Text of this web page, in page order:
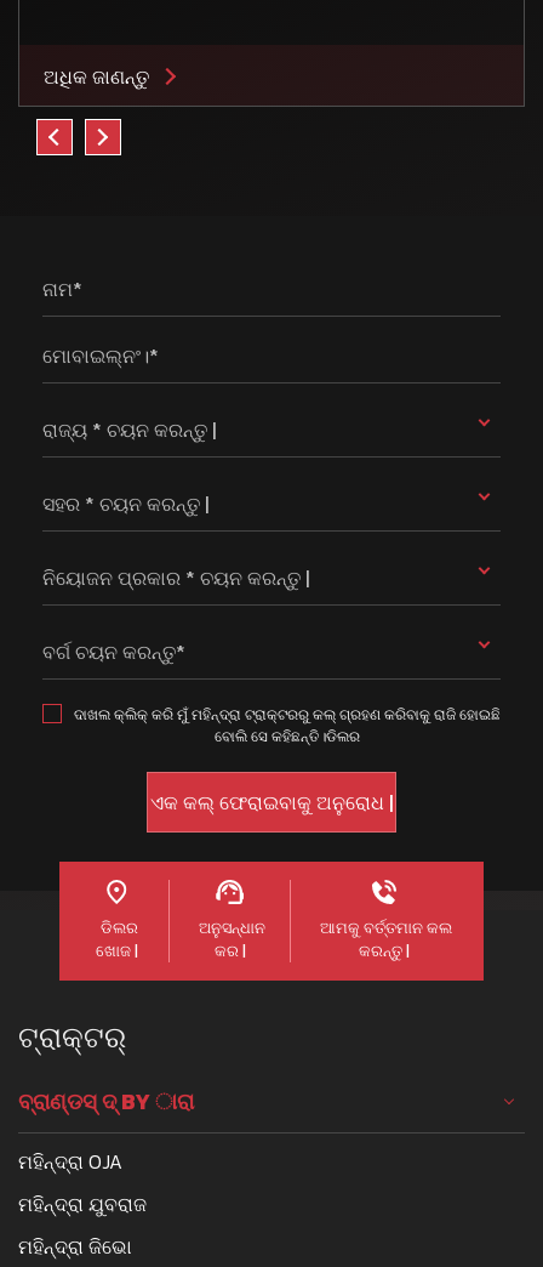
ଅଧିକ ଜାଣନ୍ତୁ
ନାମ*
ମୋବାଇଲ୍ନଂ।*
ରାଜ୍ୟ * ଚୟନ କରନ୍ତୁ |
ସହର * ଚୟନ କରନ୍ତୁ |
ନିୟୋଜନ ପ୍ରକାର * ଚୟନ କରନ୍ତୁ |
ବର୍ଗ ଚୟନ କରନ୍ତୁ*
ଦାଖଲ କ୍ଲିକ୍ କରି ମୁଁ ମହିନ୍ଦ୍ରା ଟ୍ରାକ୍ଟରରୁ କଲ୍ ଗ୍ରହଣ କରିବାକୁ ରାଜି ହୋଇଛି
ବୋଲି ସେ କହିଛନ୍ତି।ଡିଲର
ଡିଲର
ଖୋଜ |
ଅନୁସନ୍ଧାନ
କର |
ଆମକୁ ବର୍ତ୍ତମାନ କଲ
କରନ୍ତୁ |
ଟ୍ରାକ୍ଟର୍
ବ୍ରାଣ୍ଡସ୍ ଦ୍ BY ାରା
ମହିନ୍ଦ୍ରା OJA
ମହିନ୍ଦ୍ରା ଯୁବରାଜ
ମହିନ୍ଦ୍ରା ଜିଭୋ